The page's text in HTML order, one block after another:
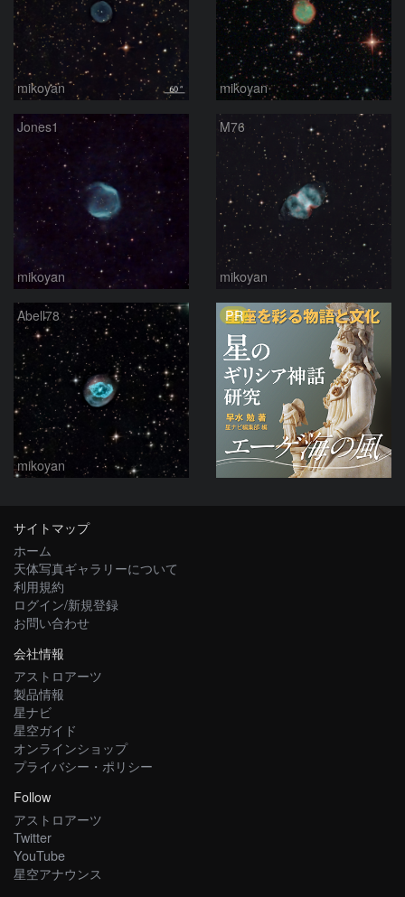
mikoyan mikoyan
Jones1
mikoyan
M76
mikoyan
Abell78
mikoyan
PR
サイトマップ
ホーム
天体写真ギャラリーについて
利用規約
ログイン/新規登録
お問い合わせ
会社情報
アストロアーツ
製品情報
星ナビ
星空ガイド
オンラインショップ
プライバシー・ポリシー
Follow
アストロアーツ
Twitter
YouTube
星空アナウンス